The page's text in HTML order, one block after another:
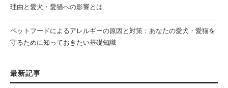
理由と愛犬・愛猫への影響とは
ペットフードによるアレルギーの原因と対策：あなたの愛犬・愛猫を
守るために知っておきたい基礎知識
最新記事